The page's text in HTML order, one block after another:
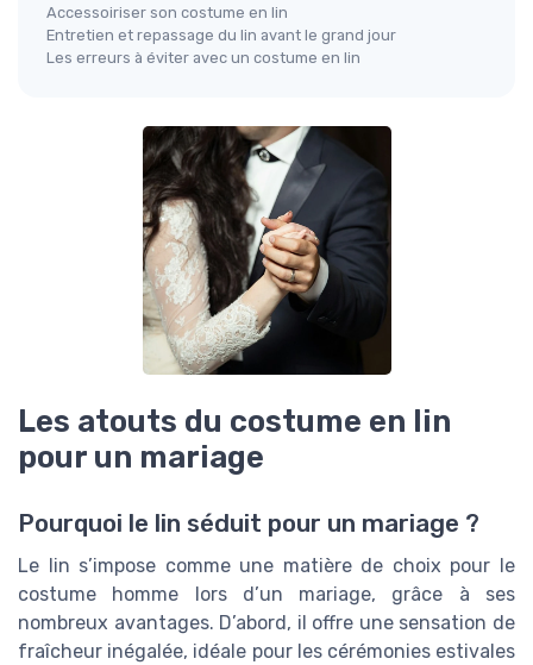
Accessoiriser son costume en lin
Entretien et repassage du lin avant le grand jour
Les erreurs à éviter avec un costume en lin
Les atouts du costume en lin
pour un mariage
Pourquoi le lin séduit pour un mariage ?
Le lin s’impose comme une matière de choix pour le
costume homme lors d’un mariage, grâce à ses
nombreux avantages. D’abord, il offre une sensation de
fraîcheur inégalée, idéale pour les cérémonies estivales